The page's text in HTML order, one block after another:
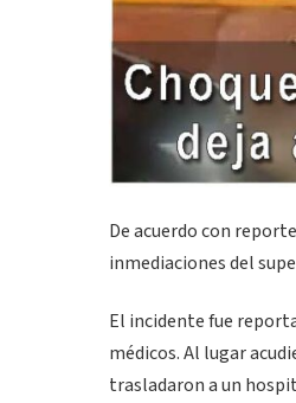
De acuerdo con
inmediaciones del
El incidente fue
médicos. Al lugar
trasladaron a un